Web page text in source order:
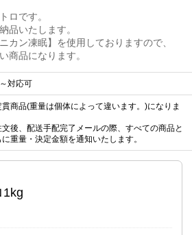
ロです。
品いたします。
カン凍眠】を使用しておりますので、
商品になります。
対応可
貫商品(重量は個体によって違います。)になりま
文後、配送手配完了メールの際、すべての商品と
に重量・決定金額を通知いたします。
1kg